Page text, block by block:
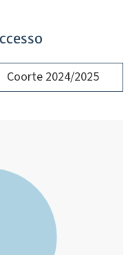
Coorte 2024/2025